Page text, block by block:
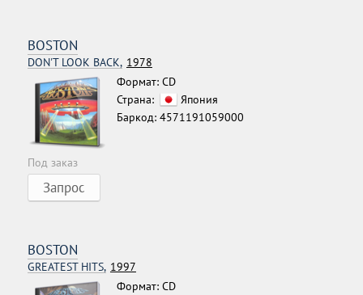
BOSTON
DON'T LOOK BACK, 1978
Формат: CD
Страна:
Япония
Баркод: 4571191059000
Под заказ
Запрос
BOSTON
GREATEST HITS, 1997
Формат: CD